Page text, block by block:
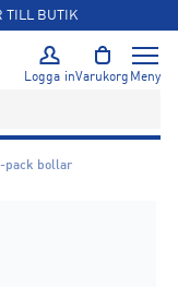
TILL BUTIK
Logga inVarukorg Meny
pack bollar